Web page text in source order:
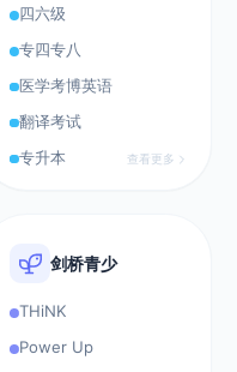
查看更多
四六级
专四专八
医学考博英语
翻译考试
专升本
剑桥青少
THiNK
Power Up